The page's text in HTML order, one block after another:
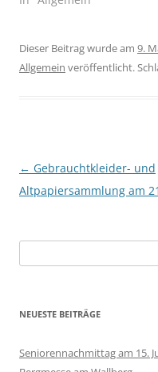
Dieser Beitrag wurde am 9.
Allgemein veröffentlicht.
Beitragsnavigation
← Gebrauchtkleider- und
Altpapiersammlung am
nach:
NEUESTE BEITRÄGE
Seniorennachmittag am 15.